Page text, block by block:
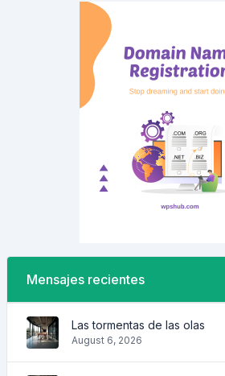
Mensajes recientes
Las tormentas de las olas
August 6, 2026